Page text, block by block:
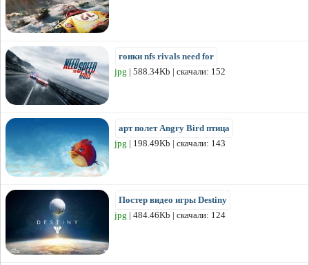
гонки nfs rivals need for
jpg | 588.34Kb | скачали: 152
арт полет Angry Bird птица
jpg | 198.49Kb | скачали: 143
Постер видео игры Destiny
jpg | 484.46Kb | скачали: 124